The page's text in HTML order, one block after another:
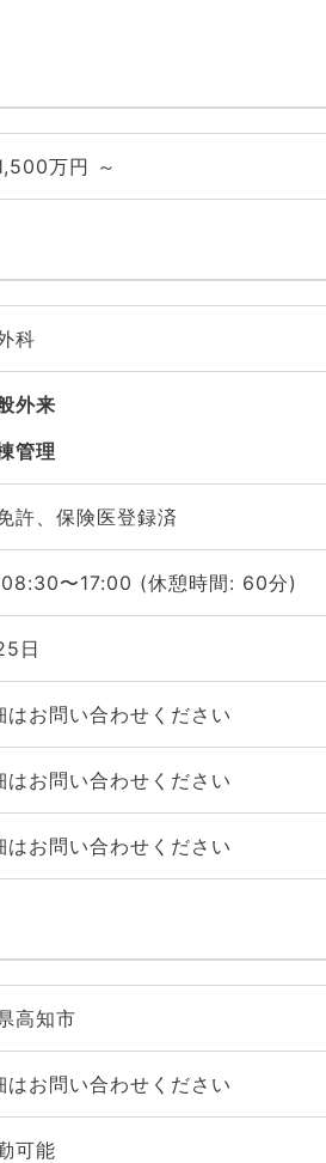
万円 ～
科
外来
管理
許、保険医登録済
〜17:00 (休憩時間: 60分)
日
はお問い合わせください
はお問い合わせください
はお問い合わせください
高知市
はお問い合わせください
可能